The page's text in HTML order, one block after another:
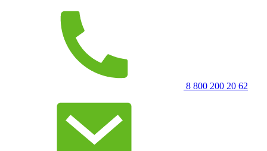
8 800 200 20 62